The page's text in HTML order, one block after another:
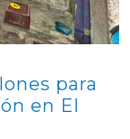
para
en El